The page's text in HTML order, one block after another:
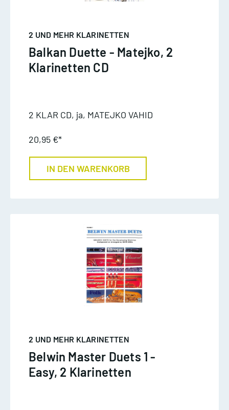
2 UND MEHR KLARINETTEN
Balkan Duette - Matejko, 2
Klarinetten CD
2 KLAR CD, ja, MATEJKO VAHID
20,95 €*
IN DEN WARENKORB
2 UND MEHR KLARINETTEN
Belwin Master Duets 1 -
Easy, 2 Klarinetten